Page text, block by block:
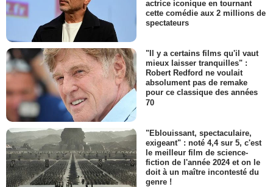
actrice iconique en tournant
cette comédie aux 2 millions de
spectateurs
"Il y a certains films qu'il vaut
mieux laisser tranquilles" :
Robert Redford ne voulait
absolument pas de remake
pour ce classique des années
70
"Eblouissant, spectaculaire,
exigeant" : noté 4,4 sur 5, c'est
le meilleur film de science-
fiction de l'année 2024 et on le
doit à un maître incontesté du
genre !